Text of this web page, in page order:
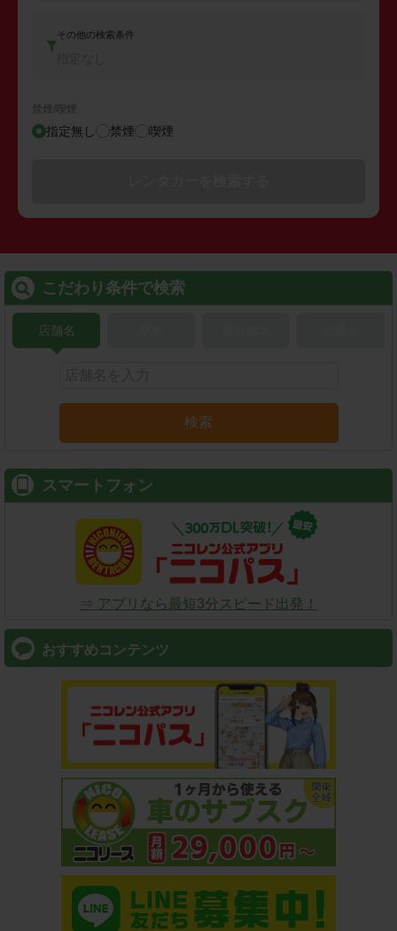
その他の検索条件
禁煙/喫煙
指定無し 禁煙 喫煙
こだわり条件で検索
店舗名
検索
スマートフォン
⇒ アプリなら最短3分スピード出発！
おすすめコンテンツ